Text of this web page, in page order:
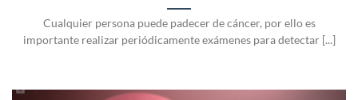
Cualquier persona puede padecer de cáncer, por ello es
importante realizar periódicamente exámenes para detectar [...]